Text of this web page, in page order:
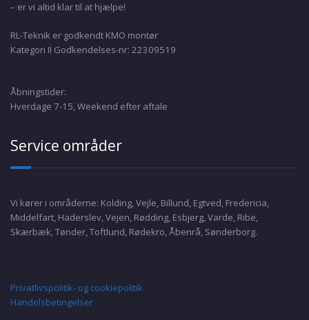
– er vi altid klar til at hjælpe!
RL-Teknik er godkendt KMO montør
Kategori II Godkendelses-nr: 22309519
Åbningstider:
Hverdage 7-15, Weekend efter aftale
Service områder
Vi kører i områderne: Kolding, Vejle, Billund, Egtved, Fredericia,
Middelfart, Haderslev, Vejen, Rødding, Esbjerg, Varde, Ribe,
Skærbæk, Tønder, Toftlund, Rødekro, Åbenrå, Sønderborg.
Privatlivspolitik- og cookiepolitik
Handelsbetingelser